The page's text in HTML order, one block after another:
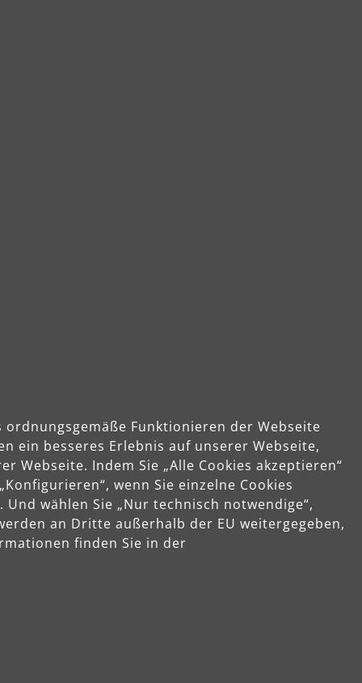
Funktionieren der Webseite
ein besseres Erlebnis auf unserer Webseite,
Indem Sie „Alle Cookies akzeptieren“
wenn Sie einzelne Cookies
wählen Sie „Nur technisch notwendige“,
an Dritte außerhalb der EU weitergegeben,
finden Sie in der